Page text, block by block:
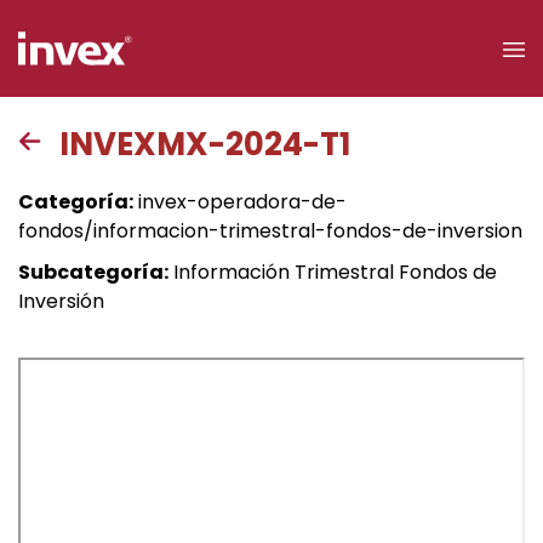
Acceso a
clientes
Buscar
INVEXMX-2024-T1
Categoría:invex-operadora-de-
fondos/informacion-trimestral-fondos-de-inversion
Subcategoría: Información Trimestral Fondos de
Inversión